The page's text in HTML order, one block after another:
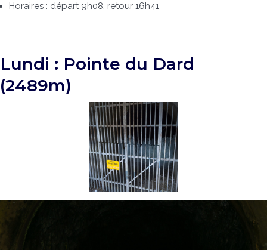
Horaires : départ 9h08, retour 16h41
Lundi : Pointe du Dard
(2489m)